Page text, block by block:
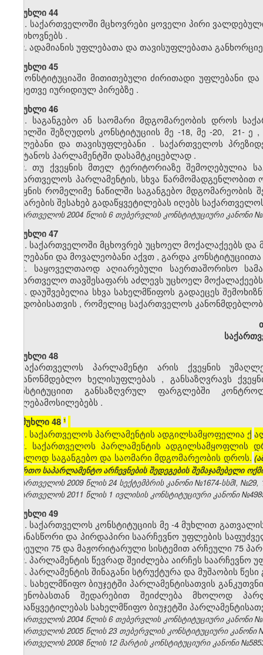
მუხლი 44
1. საქართველოში მცხოვრები ყოველი პირი
მოთხოვნებს .
2. ადამიანის უფლებათა და თავისუფლებათა
მუხლი 45
კონსტიტუციაში მითითებული ძირითადი უფლებანი და
აგრეთვე იურიდიულპირებზე .
მუხლი 46
1. საგანგებო ან საომარი მდგომარეობის დროს
ნაწილში შეზღუდოს კონსტიტუციის მე -18, მე -20, 21- ე ,
უფლებანი და თავისუფლებანი . საქართველოს
შეიტანოს პარლამენტში დასამტკიცებლად .
2. თუ ქვეყნის მთელ ტერიტორიაზე შემოღებულია
საქართველოს პარლამენტის, სხვა წარმომადგენლობით
ქვეყნის რომელიმე ნაწილში საგანგებო მდგომარეობის
ჩატარების შესახებ გადაწყვეტილებას იღებს
საქართველოს 2004 წლის 6 თებერვლის კონსტიტუციური კანონი
მუხლი 47
1. საქართველოში მცხოვრებ უცხოელ მოქალაქეებს და
უფლებანი და მოვალეობანი აქვთ , გარდა კონსტიტუციითა
2. საყოველთაოდ აღიარებული საერთაშორისო
საქართველო თავშესაფარს აძლევს უცხოელ
3.დაუშვებელია სხვა სახელმწიფოს გადაეცეს
ქმედობისათვის , რომელიც საქართველოს
მუხლი 48
საქართველოს
პარლამენტი არის ქვეყნის
საკანონმდებლო ხელისუფლებას , განსაზღვრავს
კონსტიტუციით
განსაზღვრულ ფარგლებში
უფლებამოსილებებს .
მუხლი 48 1
1. საქართველოს პარლამენტის ადგილსამყოფელია ქ
2. საქართველოს პარლამენტის ადგილსამყოფლის
მხოლოდ საგანგებო და საომარი მდგომარეობის დროს.
საერთო საპარლამენტო არჩევნების შედეგების შემაჯამებელი
საქართველოს 2009 წლის 24 სექტემბრის კანონი №1674-სსმI, №29,
საქართველოს 2011 წლის 1 ივლისის კონსტიტუციური კანონი
მუხლი 49
1. საქართველოს კონსტიტუციის მე -4მუხლით
თანასწორი და პირდაპირი საარჩევნო უფლების
არჩეული 75და მაჟორიტარული სისტემითარჩეული 75
2. პარლამენტის წევრადშეიძლება აირჩეს საარჩევნო
3. პარლამენტის შინაგანი სტრუქტურა და მუშაობის წესი
4. სახელმწიფო ბიუჯეტში პარლამენტისათვის
ოდენობასთან შედარებით შეიძლება მხოლოდ
გადაწყვეტილებას სახელმწიფო ბიუჯეტში
საქართველოს 2004 წლის 6 თებერვლის კონსტიტუციური კანონი
საქართველოს 2005 წლის 23 თებერვლის კონსტიტუციური კანონი
საქართველოს 2008 წლის 12 მარტის კონსტიტუციური კანონი